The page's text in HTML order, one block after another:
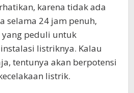
karena tidak ada
selama 24 jam penuh,
peduli untuk
listriknya. Kalau
tentunya akan berpotensi
listrik.